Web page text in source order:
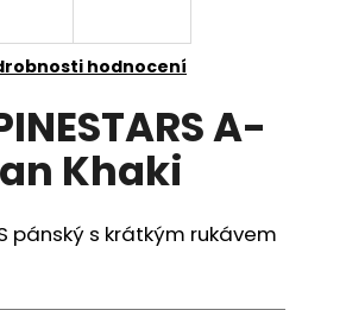
hodnocení
A-
Khaki
pánský s krátkým rukávem